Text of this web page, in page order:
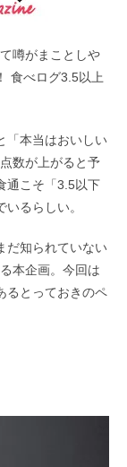
噂がまことしや
食べログ3.5以上
「本当はおいしい
数が上がると予
通こそ「3.5以下
るらしい。
だ知られていない
本企画。今回は
るとっておきのペ